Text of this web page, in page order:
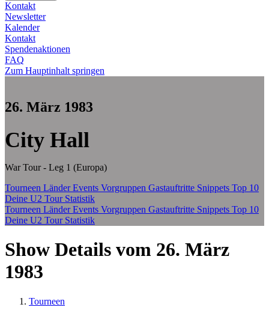
Kontakt
Newsletter
Kalender
Kontakt
Spendenaktionen
FAQ
Zum Hauptinhalt springen
26. März 1983
City Hall
War Tour - Leg 1 (Europa)
Tourneen LänderEvents Vorgruppen Gastauftritte Snippets Top 10
Deine U2 Tour Statistik
Tourneen LänderEvents Vorgruppen Gastauftritte Snippets Top 10
Deine U2 Tour Statistik
Show Details vom 26. März
1983
Tourneen